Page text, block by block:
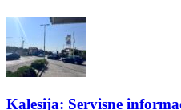
Kalesija: Servisne